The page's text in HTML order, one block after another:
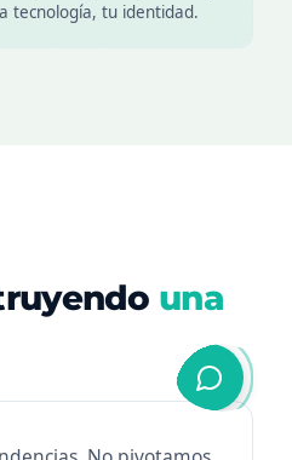
tecnología, tu identidad.
una